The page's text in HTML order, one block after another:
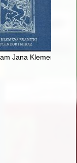
w latach 1867-
Jana Klemensa